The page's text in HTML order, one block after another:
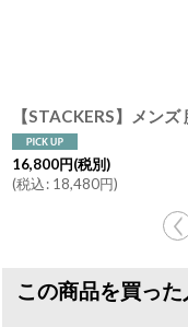
16,800円(税別)
(税込: 18,480円)
この商品を買っ